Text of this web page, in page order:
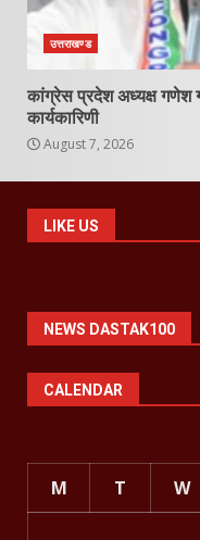
उत्तराखण्ड
कांग्रेस प्रदेश अध्यक्ष गणेश
कार्यकारिणी
August 7, 2026
LIKE US
NEWS DASTAK100
CALENDAR
M T W